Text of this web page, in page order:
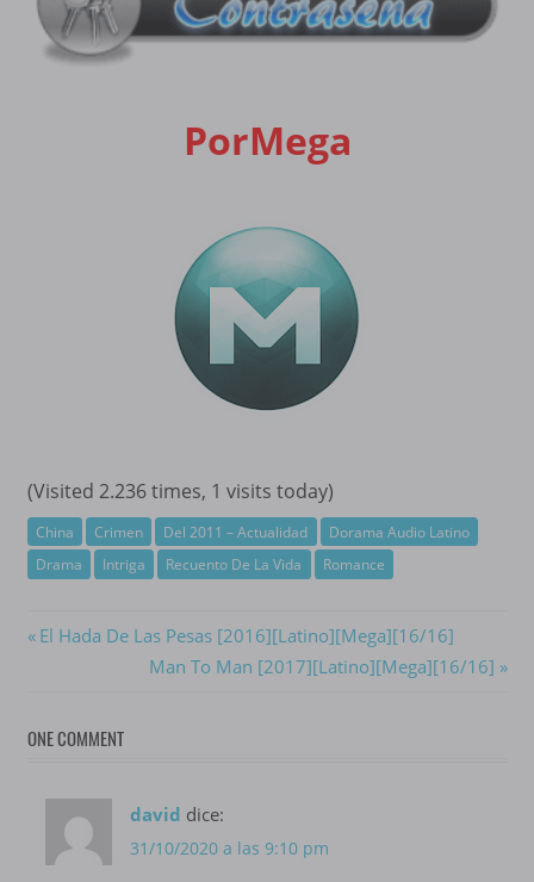
PorMega
(Visited 2.236 times, 1 visits today)
China Crimen Del 2011 – Actualidad
Dorama Audio Latino
Drama
Intriga Recuento De La Vida Romance
Navegación
entradas
Previous
El Hada De Las Pesas [2016][Latino][Mega][16/16]
Next
Man To Man [2017][Latino][Mega][16/16]
ONE COMMENT
david dice:
31/10/2020 a las 9:10 pm